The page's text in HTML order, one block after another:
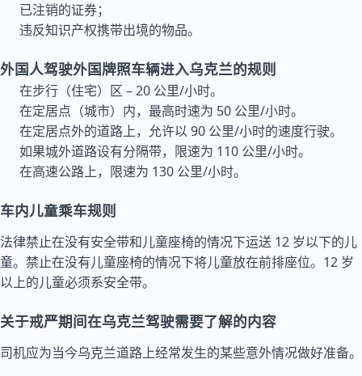
已注销的证券；
违反知识产权携带出境的物品。
外国人驾驶外国牌照车辆进入乌克兰的规则
在步行（住宅）区 – 20 公里/小时。
在定居点（城市）内，最高时速为 50 公里/小时。
在定居点外的道路上，允许以 90 公里/小时的速度行驶。
如果城外道路设有分隔带，限速为 110 公里/小时。
在高速公路上，限速为 130 公里/小时。
车内儿童乘车规则
法律禁止在没有安全带和儿童座椅的情况下运送 12 岁以下的儿
童。禁止在没有儿童座椅的情况下将儿童放在前排座位。12 岁
以上的儿童必须系安全带。
关于戒严期间在乌克兰驾驶需要了解的内容
司机应为当今乌克兰道路上经常发生的某些意外情况做好准备。